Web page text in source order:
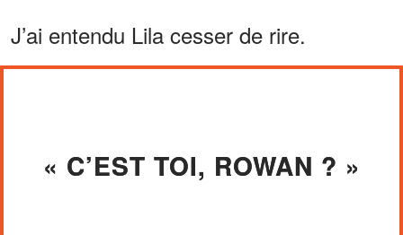
J’ai entendu Lila cesser de rire.
« C’EST TOI, ROWAN ? »